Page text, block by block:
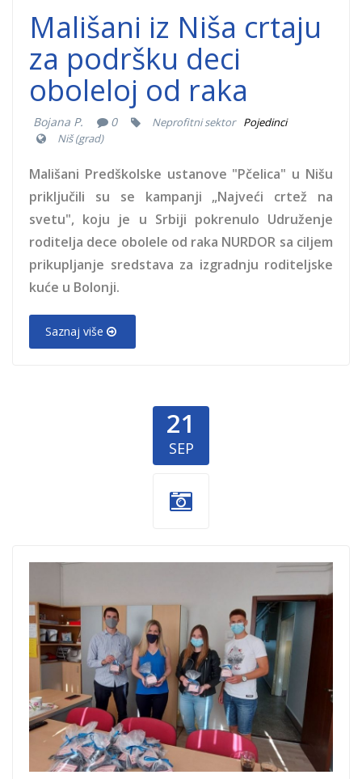
Mališani
Predškolske
ustanove Pčelica
u Nišu priključili
su se kampanji
„Najveći crtež na
svetu“
Mališani iz Niša crtaju
za podršku deci
oboleloj od raka
Bojana P. 0 Neprofitni sektor
Pojedinci
Niš (grad)
Mališani Predškolske ustanove "Pčelica" u Nišu
priključili su se kampanji „Najveći crtež na
svetu", koju je u Srbiji pokrenulo Udruženje
roditelja dece obolele od raka NURDOR sa ciljem
prikupljanje sredstava za izgradnju roditeljske
kuće u Bolonji.
Saznaj više
21
SEP
rotartakt-klub-
akcija-
bezbrizno-
skolovanje-nis
1200x633.jpg